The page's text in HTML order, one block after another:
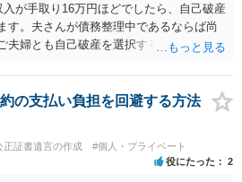
が手取り16万円ほどでしたら、自己破産
す。夫さんが債務整理中であるならば尚
夫婦とも自己破産を選択する方法もある
の支払い負担を回避する方法
正証書遺言の作成 #個人・プライベート
役にたった 2